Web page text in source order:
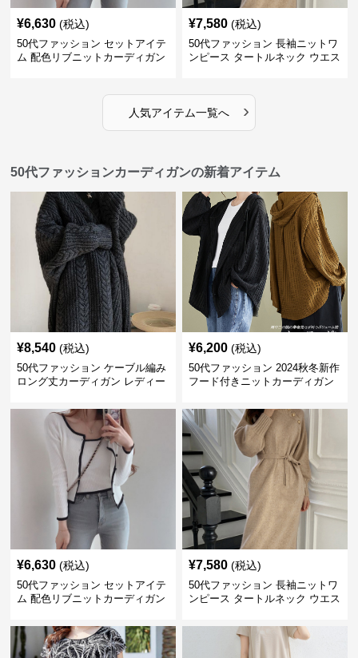
¥6,630 (税込)
50代ファッション セットアイテ
ム 配色リブニットカーディガン
¥7,580 (税込)
50代ファッション 長袖ニットワ
ンピース タートルネック ウエス
人気アイテム一覧へ ›
50代ファッションカーディガンの新着アイテム
¥8,540 (税込)
50代ファッション ケーブル編み
ロング丈カーディガン レディー
¥6,200 (税込)
50代ファッション 2024秋冬新作
フード付きニットカーディガン
¥6,630 (税込)
50代ファッション セットアイテ
ム 配色リブニットカーディガン
¥7,580 (税込)
50代ファッション 長袖ニットワ
ンピース タートルネック ウエス